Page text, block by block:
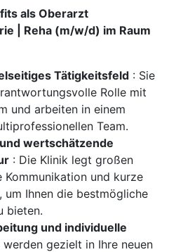
als Oberarzt
| Reha (m/w/d) im Raum
Tätigkeitsfeld : Sie
Rolle mit
und arbeiten in einem
Team.
wertschätzende
: Die Klinik legt großen
und kurze
um Ihnen die bestmögliche
bieten.
und individuelle
werden gezielt in Ihre neuen